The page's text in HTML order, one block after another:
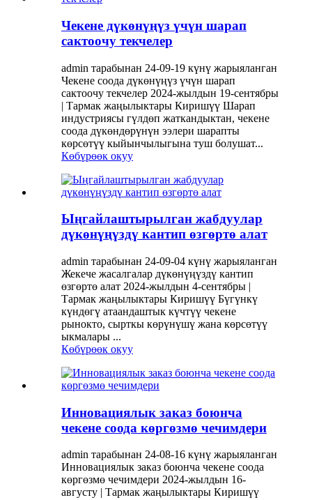
Чекене дүкөнүңүз үчүн шарап
сактоочу текчелер
admin тарабынан 24-09-19 күнү жарыяланган
Чекене соода дүкөнүңүз үчүн шарап
сактоочу текчелер 2024-жылдын 19-сентябры
| Тармак жаңылыктары Киришүү Шарап
индустриясы гүлдөп жаткандыктан, чекене
соода дүкөндөрүнүн ээлери шарапты
көрсөтүү кыйынчылыгына туш болушат...
Көбүрөөк окуу
Ыңгайлаштырылган жабдуулар
дүкөнүңүздү кантип өзгөртө алат
admin тарабынан 24-09-04 күнү жарыяланган
Жекече жасалгалар дүкөнүңүздү кантип
өзгөртө алат 2024-жылдын 4-сентябры |
Тармак жаңылыктары Киришүү Бүгүнкү
күндөгү атаандаштык күчтүү чекене
рынокто, сырткы көрүнүшү жана көрсөтүү
ыкмалары ...
Көбүрөөк окуу
Инновациялык заказ боюнча
чекене соода көргөзмө чечимдери
admin тарабынан 24-08-16 күнү жарыяланган
Инновациялык заказ боюнча чекене соода
көргөзмө чечимдери 2024-жылдын 16-
августу | Тармак жаңылыктары Киришүү